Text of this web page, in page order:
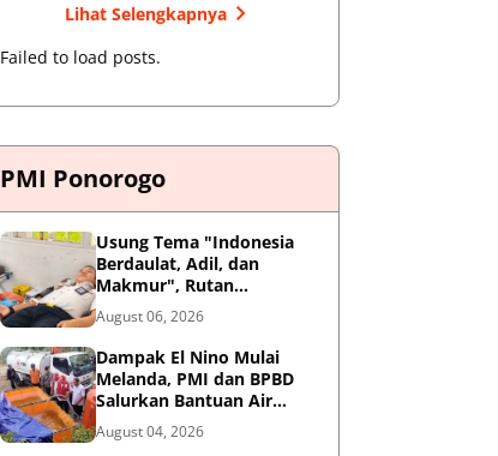
Lihat Selengkapnya
Failed to load posts.
PMI Ponorogo
Usung Tema "Indonesia
Berdaulat, Adil, dan
Makmur", Rutan
Ponorogo Gelar Donor
Darah Kemanusiaan
Sambut HUT RI ke-81
August 06, 2026
Dampak El Nino Mulai
Melanda, PMI dan BPBD
Salurkan Bantuan Air
Bersih ke Desa Terdampak
di Ponorogo
August 04, 2026